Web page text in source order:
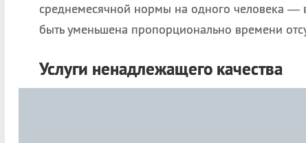
среднемесячной нормы на одного человека —
быть уменьшена пропорционально времени
Услуги ненадлежащего качества